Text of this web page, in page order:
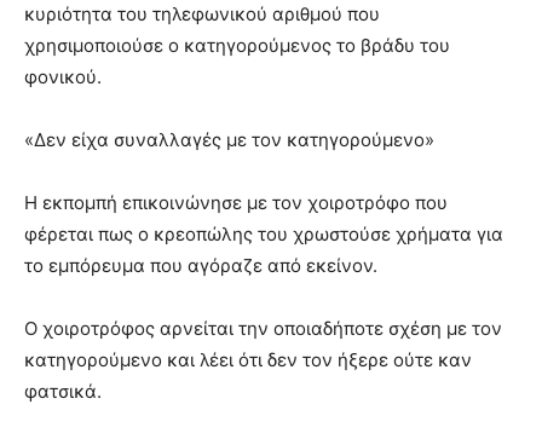
κυριότητα του τηλεφωνικού αριθμού που
χρησιμοποιούσε ο κατηγορούμενος το βράδυ του
φονικού.
«Δεν είχα συναλλαγές με τον κατηγορούμενο»
Η εκπομπή επικοινώνησε με τον χοιροτρόφο που
φέρεται πως ο κρεοπώλης του χρωστούσε χρήματα για
το εμπόρευμα που αγόραζε από εκείνον.
Ο χοιροτρόφος αρνείται την οποιαδήποτε σχέση με τον
κατηγορούμενο και λέει ότι δεν τον ήξερε ούτε καν
φατσικά.